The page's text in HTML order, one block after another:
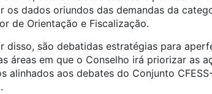
os dados oriundos das demandas da
de Orientação e Fiscalização.
disso, são debatidas estratégias para
áreas em que o Conselho irá priorizar as
alinhados aos debates do Conjunto